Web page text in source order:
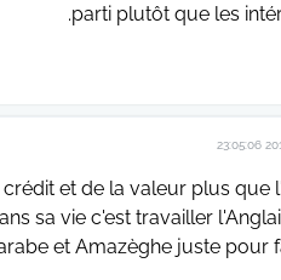
parti plutôt que les
et de la valeur plus que
sa vie c'est travailler
et Amazèghe juste pour